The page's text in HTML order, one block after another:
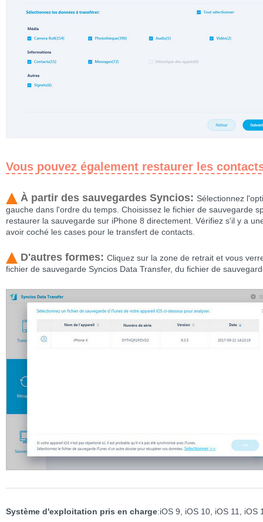
Vous pouvez également restaurer les
À partir des sauvegardes Syncios: Sélectionnez
gauche dans l'ordre du temps. Choisissez le fichier de sauvegarde
restaurer la sauvegarde sur iPhone 8 directement. Vérifiez s'il y a
avoir coché les cases pour le transfert de contacts.
D'autres formes: Cliquez sur la zone de retrait et vous
fichier de sauvegarde Syncios Data Transfer, du fichier de
Système d'exploitation pris en charge:iOS 9, iOS 10, iOS 11, iOS